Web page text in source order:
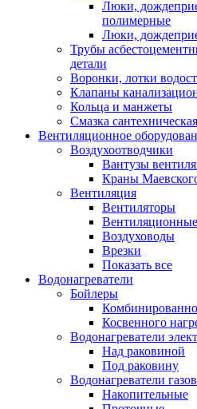
Люки,
полимерные
Люки,
Трубы
детали
Воронки, лотки
Клапаны
Кольца и манжеты
Смазка сантехническая
Вентиляционное
Воздухоотводчики
Вантузы
Краны
Вентиляция
Вентиляторы
Воздуховоды
Врезки
Показать все
Водонагреватели
Бойлеры
Косвенного
Водонагреватели
Над раковиной
Под раковину
Водонагреватели
Накопительные